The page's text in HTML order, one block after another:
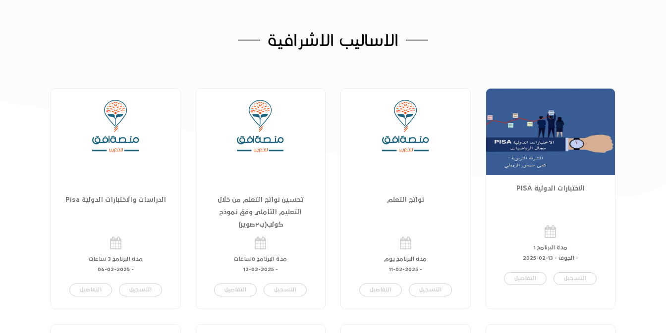
الاساليب الاشرافية
الاختبارات الدولية PISA
مدة البرنامج 1
- الجوف - 13-02-2025
التسجيل التفاصيل
نواتج التعلم
مدة البرنامج يوم
-
11-02-2025
التسجيل التفاصيل
تحسين نواتج التعلم من خلال
التعليم التأملي وفق نموذج
كولب(ب٢صوير)
مدة البرنامج ٥ساعات
-
12-02-2025
التسجيل التفاصيل
الدراسات والاختبارات الدولية Pisa
مدة البرنامج 3 ساعات
-
06-02-2025
التسجيل التفاصيل